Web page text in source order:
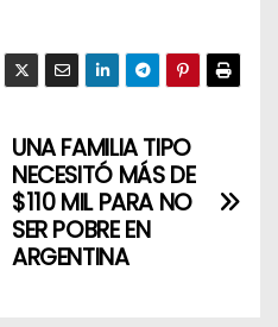
UNA FAMILIA TIPO
NECESITÓ MÁS DE
$110 MIL PARA NO
SER POBRE EN
ARGENTINA